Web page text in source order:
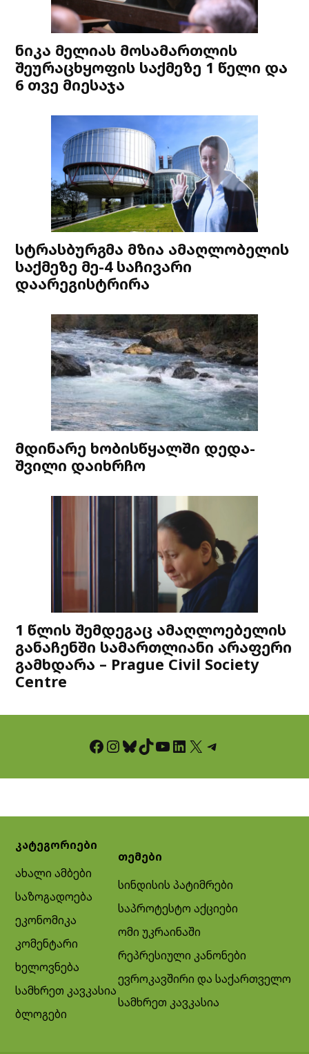
ნიკა მელიას მოსამართლის
შეურაცხყოფის საქმეზე 1 წელი და
6 თვე მიესაჯა
სტრასბურგმა მზია ამაღლობელის
საქმეზე მე-4 საჩივარი
დაარეგისტრირა
მდინარე ხობისწყალში დედა-
შვილი დაიხრჩო
1 წლის შემდეგაც ამაღლოებელის
განაჩენში სამართლიანი არაფერი
გამხდარა – Prague Civil Society
Centre
Facebook InstagramBluesky TikTok YouTube LinkedIn X Telegram
კატეგორიები
ახალი ამბები
საზოგადოება
ეკონომიკა
კომენტარი
ხელოვნება
სამხრეთ კავკასია
ბლოგები
თემები
სინდისის პატიმრები
საპროტესტო აქციები
ომი უკრაინაში
რეპრესიული კანონები
ევროკავშირი და საქართველო
სამხრეთ კავკასია